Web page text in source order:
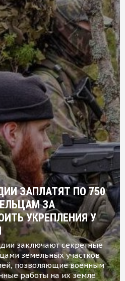
ЗАПЛАТЯТ ПО 750
ЗА
УКРЕПЛЕНИЯ У
заключают секретные
земельных участков
позволяющие военным
работы на их земле